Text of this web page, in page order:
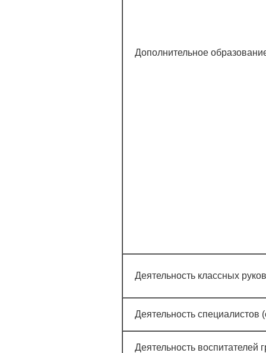
Дополнительное
Деятельность классных
Деятельность специалистов
Деятельность воспитателей